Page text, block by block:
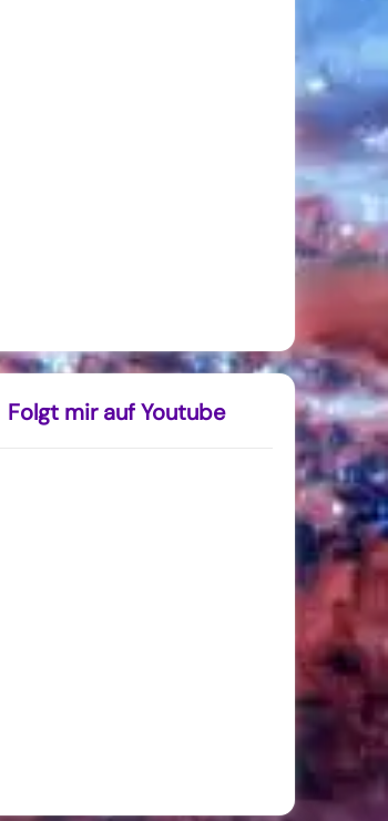
Folgt mir auf Youtube